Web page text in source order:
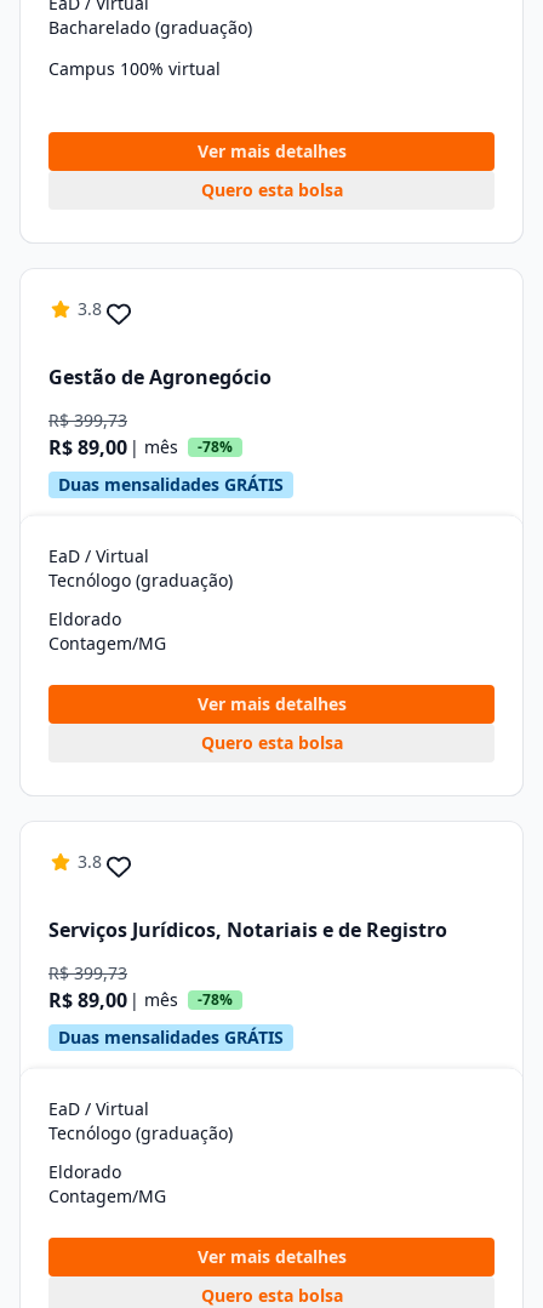
Bacharelado (graduação)
Campus 100% virtual
Ver mais detalhes
Quero esta bolsa
3.8
Gestão de Agronegócio
R$ 399,73
R$ 89,00 | mês -78%
Duas mensalidades GRÁTIS
EaD / Virtual
Tecnólogo (graduação)
Eldorado
Contagem/MG
Ver mais detalhes
Quero esta bolsa
3.8
Serviços Jurídicos, Notariais e de Registro
R$ 399,73
R$ 89,00 | mês -78%
Duas mensalidades GRÁTIS
EaD / Virtual
Tecnólogo (graduação)
Eldorado
Contagem/MG
Ver mais detalhes
Quero esta bolsa